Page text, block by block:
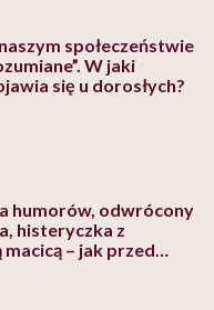
naszym społeczeństwie
W jaki
się u dorosłych?
humorów, odwrócony
histeryczka z
macicą – jak przed